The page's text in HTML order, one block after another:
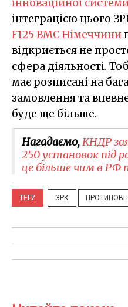
інноваційної
інтеграцією цього
F125 ВМС Німеччини
відкриється не
сфера діяльності.
має розписані на
замовлення та
буде ще більше.
Нагадаємо,КНДР
250 установок під
це більше чим в РФ
ТЕГИ ЗРК